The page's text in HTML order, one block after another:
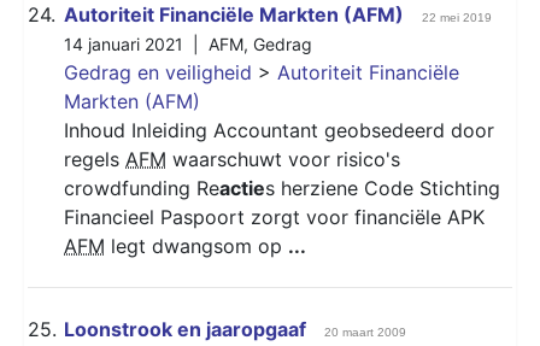
24. Autoriteit Financiële Markten (AFM) 22 mei 2019
14 januari 2021 | AFM, Gedrag
Gedrag en veiligheid > Autoriteit Financiële
Markten (AFM)
Inhoud Inleiding Accountant geobsedeerd door
regels AFM waarschuwt voor risico's
crowdfunding Reacties herziene Code Stichting
Financieel Paspoort zorgt voor financiële APK
AFM legt dwangsom op ...
25. Loonstrook en jaaropgaaf 20 maart 2009